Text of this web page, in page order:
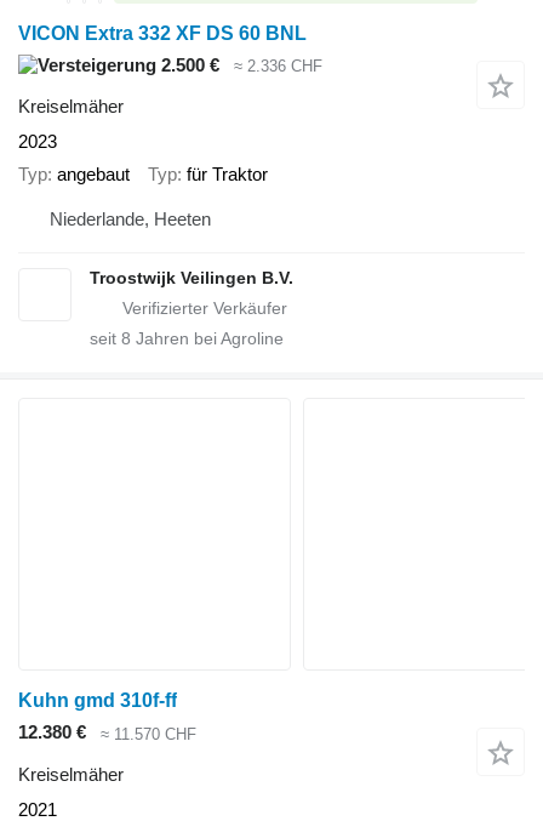
VICON Extra 332 XF DS 60 BNL
2.500 €
≈ 2.336 CHF
Kreiselmäher
2023
Typ angebaut Typ für Traktor
Niederlande, Heeten
Troostwijk Veilingen B.V.
seit 8 Jahren bei Agroline
Kuhn gmd 310f-ff
12.380 €
≈ 11.570 CHF
Kreiselmäher
2021